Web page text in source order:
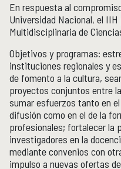
En respuesta al
Universidad Nacional, el
Multidisciplinaria de
Objetivos y programas:
instituciones regionales y
de fomento a la cultura,
proyectos conjuntos entre
sumar esfuerzos tanto en
difusión como en el de la
profesionales; fortalecer la
investigadores en la
mediante convenios con
impulso a nuevas ofertas